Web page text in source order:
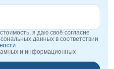
я даю своё согласие
данных в соответствии
и информационных